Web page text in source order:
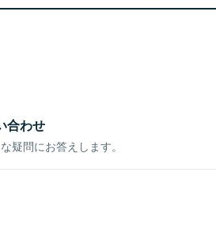
合わせ
疑問にお答えします。